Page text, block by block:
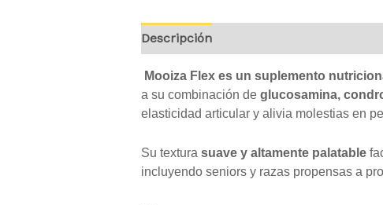
Descripción
Mooiza Flex es un suplemento
a su combinación de glucosamina,
elasticidad articular y alivia molestias en
Su textura suave y altamente palatable
incluyendo seniors y razas propensas a